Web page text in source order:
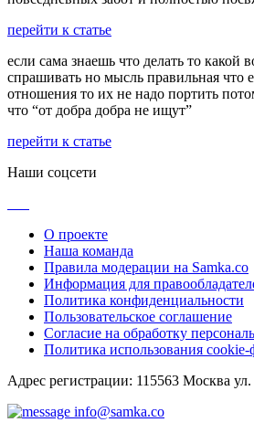
перейти к статье
если сама знаешь что делать то какой
спрашивать но мысль правильная что
отношения то их не надо портить
что “от добра добра не ищут”
перейти к статье
Наши соцсети
О проекте
Наша команда
Правила модерации на Samka.co
Информация для
Политика конфиденциальности
Пользовательское соглашение
Согласие на обработку
Политика использования cookie-
Адрес регистрации: 115563 Москва ул.
info@samka.co